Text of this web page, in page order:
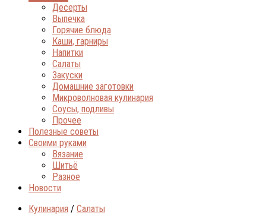
Десерты
Выпечка
Горячие блюда
Каши, гарниры
Напитки
Салаты
Закуски
Домашние заготовки
Микроволновая кулинария
Соусы, подливы
Прочее
Полезные советы
Своими руками
Вязание
Шитьё
Разное
Новости
Кулинария / Салаты